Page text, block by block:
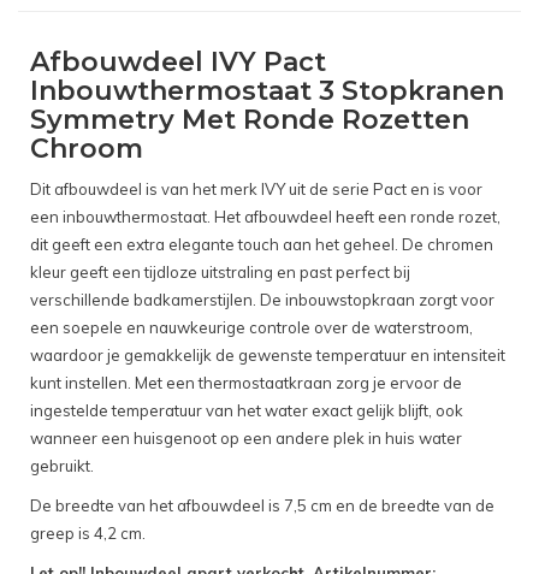
Afbouwdeel IVY Pact
Inbouwthermostaat 3 Stopkranen
Symmetry Met Ronde Rozetten
Chroom
Dit afbouwdeel is van het merk IVY uit de serie Pact en is voor
een inbouwthermostaat. Het afbouwdeel heeft een ronde rozet,
dit geeft een extra elegante touch aan het geheel. De chromen
kleur geeft een tijdloze uitstraling en past perfect bij
verschillende badkamerstijlen. De inbouwstopkraan zorgt voor
een soepele en nauwkeurige controle over de waterstroom,
waardoor je gemakkelijk de gewenste temperatuur en intensiteit
kunt instellen. Met een thermostaatkraan zorg je ervoor de
ingestelde temperatuur van het water exact gelijk blijft, ook
wanneer een huisgenoot op een andere plek in huis water
gebruikt.
De breedte van het afbouwdeel is 7,5 cm en de breedte van de
greep is 4,2 cm.